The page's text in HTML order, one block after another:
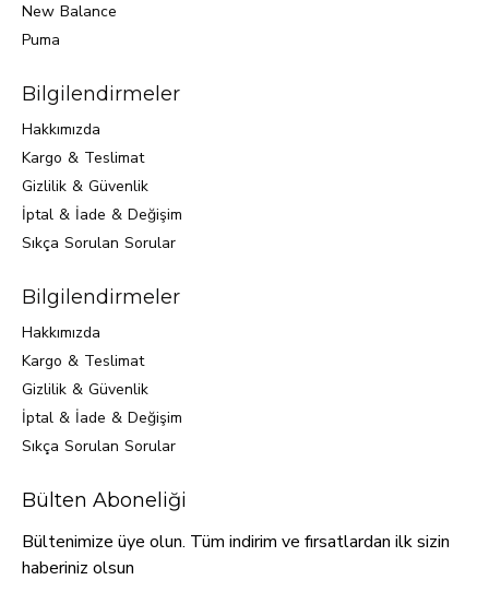
New Balance
Puma
Bilgilendirmeler
Hakkımızda
Kargo & Teslimat
Gizlilik & Güvenlik
İptal & İade & Değişim
Sıkça Sorulan Sorular
Bilgilendirmeler
Hakkımızda
Kargo & Teslimat
Gizlilik & Güvenlik
İptal & İade & Değişim
Sıkça Sorulan Sorular
Bülten Aboneliği
Bültenimize üye olun. Tüm indirim ve fırsatlardan ilk sizin
haberiniz olsun